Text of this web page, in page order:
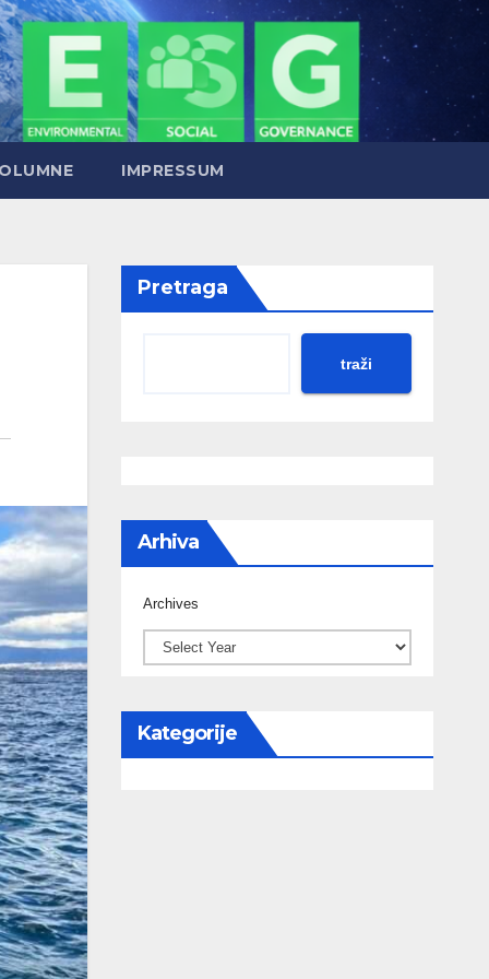
IMPRESSUM
Pretraga
traži
Arhiva
Archives
Kategorije